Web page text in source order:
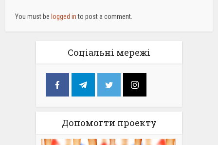
You must be logged into post a comment.
Соціальні мережі
Допомогти проекту